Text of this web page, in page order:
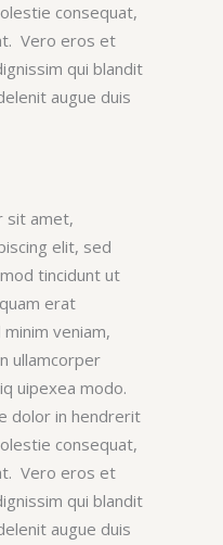
consequat,
Vero eros et
qui blandit
augue duis
sit amet,
elit, sed
tincidunt ut
erat
veniam,
ullamcorper
uipexea modo.
dolor in hendrerit
consequat,
Vero eros et
qui blandit
augue duis